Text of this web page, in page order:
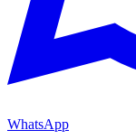
WhatsApp